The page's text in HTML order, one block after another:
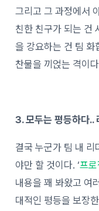
그리고 그 과정에서
친한 친구가 되는 건
을 강요하는 건 팀 화
찬물을 끼얹는 격이
3. 모두는 평등하다..
결국 누군가 팀 내 리
야만 할 것이다. ‘프
내용을 꽤 봐왔고 여
대적인 평등을 보장